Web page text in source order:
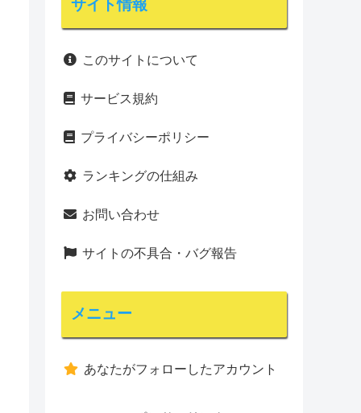
サイト情報
このサイトについて
サービス規約
プライバシーポリシー
ランキングの仕組み
お問い合わせ
サイトの不具合・バグ報告
メニュー
あなたがフォローしたアカウント